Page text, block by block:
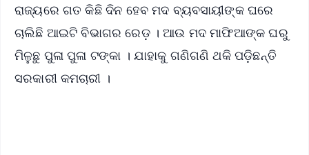
ରାଜ୍ୟରେ ଗତ କିଛି ଦିନ ହେବ ମଦ ବ୍ୟବସାୟୀଙ୍କ ଘରେ
ଚାଲିଛି ଆଇଟି ବିଭାଗର ରେଡ଼ । ଆଉ ମଦ ମାଫିଆଙ୍କ ଘରୁ
ମିଳୁଛୁ ପୁଳା ପୁଳା ଟଙ୍କା । ଯାହାକୁ ଗଣିଗଣି ଥକି ପଡ଼ିଛନ୍ତି
ସରକାରୀ କମଚାରୀ ।